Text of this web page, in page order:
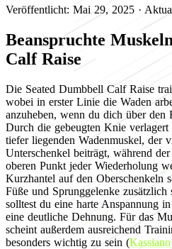
Veröffentlicht: Mai 29, 2025 ·
Beanspruchte
Calf Raise
Die Seated Dumbbell Calf Raise
wobei in erster Linie die Waden
anzuheben, wenn du dich über den
Durch die gebeugten Knie
tiefer liegenden Wadenmuskel, der
Unterschenkel beiträgt, während
oberen Punkt jeder Wiederholung
Kurzhantel auf den Oberschenkeln
Füße und Sprunggelenke zusätzlich
solltest du eine harte Anspannung
eine deutliche Dehnung. Für das
scheint außerdem ausreichend
besonders wichtig zu sein (